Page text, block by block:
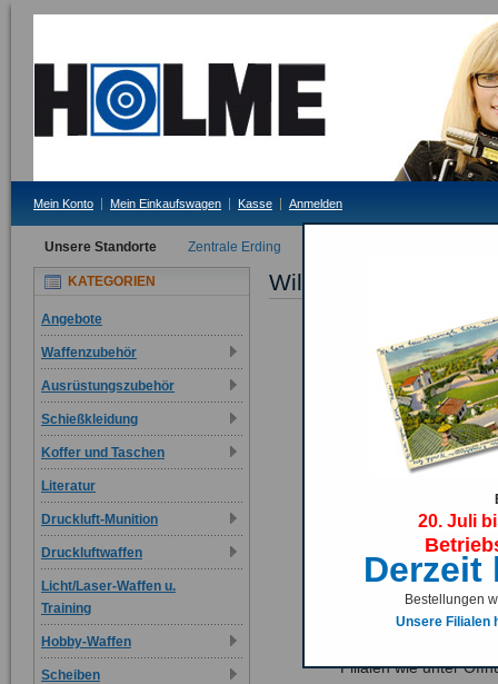
Mein Konto Mein Einkaufswagen Kasse Anmelden
Unsere Standorte Zentrale Erding
Willkommen bei
20. Juli
Derzeit
Filialen wie unter
KATEGORIEN
Angebote
Waffenzubehör
Ausrüstungszubehör
Schießkleidung
Koffer und Taschen
Literatur
Druckluft-Munition
Druckluftwaffen
Licht/Laser-Waffen u.
Training
Hobby-Waffen
Scheiben
20. Juli
Derzeit
Bestellungen
Unsere Filialen